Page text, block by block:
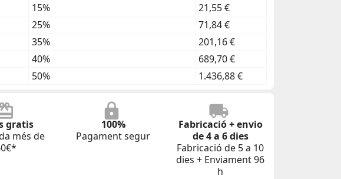
15%
21,55 €
25%
71,84 €
35%
201,16 €
40%
689,70 €
50% 1.436,88 €
gratis
més de
100%
Pagament segur
Fabricació + envio
de 4 a 6 dies
Fabricació de 5 a 10
dies + Enviament 96
h